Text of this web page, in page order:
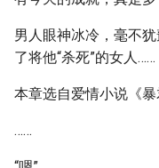
男人眼神冰冷，毫不
了将他“杀死”的女人……
本章选自爱情小说《暴
……